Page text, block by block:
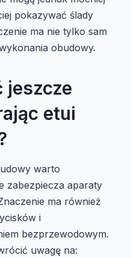
pokazywać ślady
ma nie tylko sam
obudowy.
jeszcze
etui
warto
zabezpiecza aparaty
ma również
i
bezprzewodowym.
uwagę na: